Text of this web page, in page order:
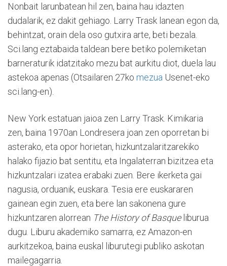
Nonbait larunbatean hil zen, baina hau idazten
dudalarik, ez dakit gehiago. Larry Trask lanean egon da,
behintzat, orain dela oso gutxira arte, beti bezala.
Sci.lang eztabaida taldean bere betiko polemiketan
barneraturik idatzitako mezu bat aurkitu diot, duela lau
astekoa apenas (Otsailaren 27ko mezua Usenet-eko
sci.lang-en).
New York estatuan jaioa zen Larry Trask. Kimikaria
zen, baina 1970an Londresera joan zen oporretan bi
asterako, eta opor horietan, hizkuntzalaritzarekiko
halako fijazio bat sentitu, eta Ingalaterran bizitzea eta
hizkuntzalari izatea erabaki zuen. Bere ikerketa gai
nagusia, orduanik, euskara. Tesia ere euskararen
gainean egin zuen, eta bere lan sakonena gure
hizkuntzaren alorrean The History of Basqueliburua
dugu. Liburu akademiko samarra, ez Amazon-en
aurkitzekoa, baina euskal liburutegi publiko askotan
mailegagarria.